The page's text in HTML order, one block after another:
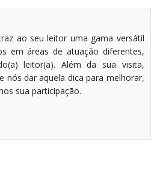
ao seu leitor uma gama versátil
em áreas de atuação diferentes,
leitor(a). Além da sua visita,
nós dar aquela dica para melhorar,
sua participação.